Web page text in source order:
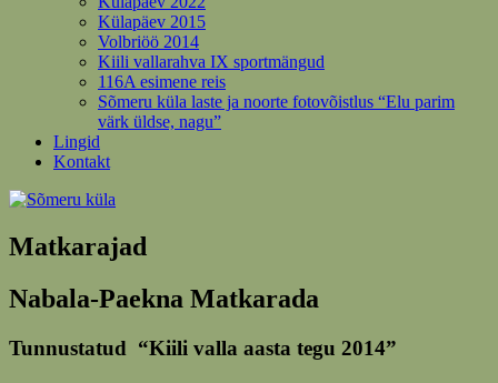
Külapäev 2015
Volbriöö 2014
Kiili vallarahva IX sportmängud
116A esimene reis
Sõmeru küla laste ja noorte fotovõistlus “Elu parim
värk üldse, nagu”
Lingid
Kontakt
Matkarajad
Nabala-Paekna Matkarada
Tunnustatud “Kiili valla aasta tegu 2014”